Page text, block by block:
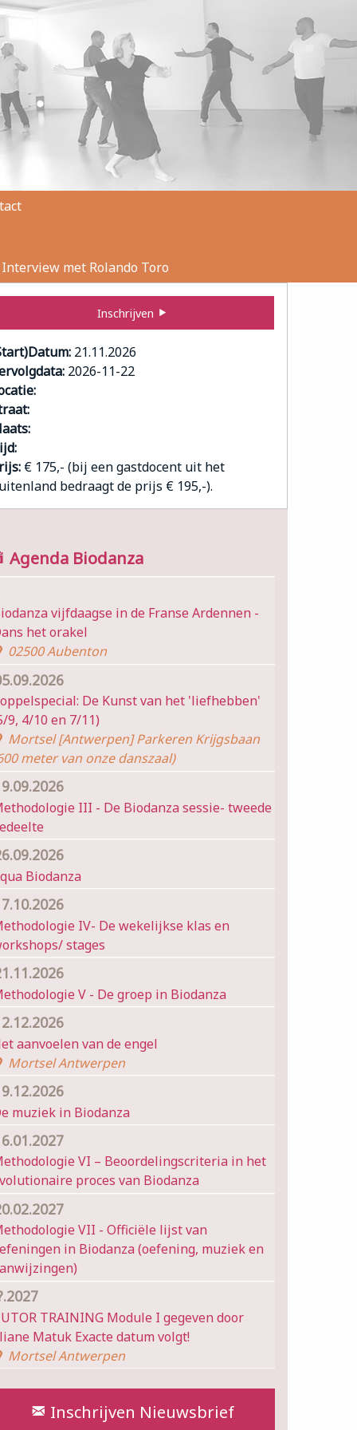
Interview met Rolando Toro
Inschrijven
21.11.2026
2026-11-22
€ 175,- (bij een gastdocent uit het
bedraagt de prijs € 195,-).
Agenda Biodanza
vijfdaagse in de Franse Ardennen -
het orakel
02500 Aubenton
De Kunst van het 'liefhebben'
9, 4/10 en 7/11)
Mortsel [Antwerpen] Parkeren Krijgsbaan
meter van onze danszaal)
III - De Biodanza sessie- tweede
Biodanza
IV- De wekelijkse klas en
stages
V - De groep in Biodanza
aanvoelen van de engel
Mortsel Antwerpen
muziek in Biodanza
VI – Beoordelingscriteria in het
proces van Biodanza
VII - Officiële lijst van
in Biodanza (oefening, muziek en
TRAINING Module I gegeven door
Matuk Exacte datum volgt!
Mortsel Antwerpen
Inschrijven Nieuwsbrief